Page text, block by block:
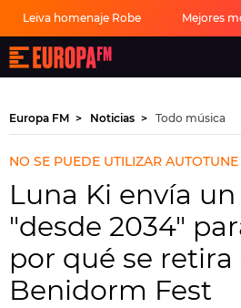
Leiva homenaje Robe Mejores
Europa
FM
-
mejor
música,
virales,
celebrities
y
estilo
de
vida
|
FM
Europa FM Noticias Todo música
NO SE PUEDE UTILIZAR AUTOTUNE
Luna Ki envía
"desde 2034"
por qué se retira
Benidorm Fest